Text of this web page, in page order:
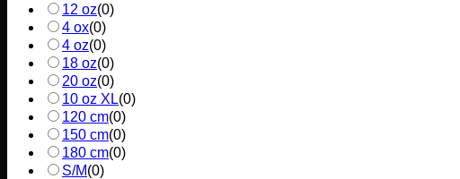
12 oz(0)
4 ox(0)
4 oz(0)
18 oz(0)
20 oz(0)
10 oz XL(0)
120 cm(0)
150 cm(0)
180 cm(0)
S/M(0)